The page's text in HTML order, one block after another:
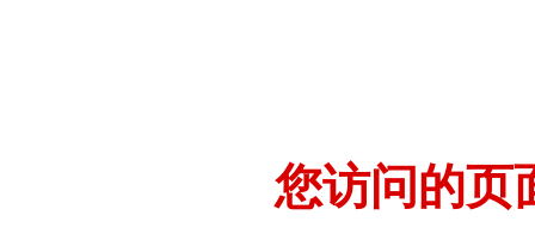
您访问的页